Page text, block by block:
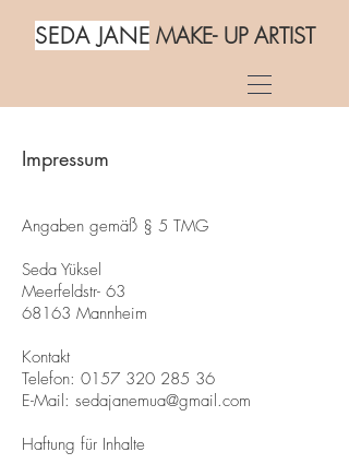
SEDA JANE MAKE- UP ARTIST
Impressum
Angaben gemäß § 5 TMG
Seda Yüksel
Meerfeldstr- 63
68163 Mannheim
Kontakt
Telefon: 0157 320 285 36
E-Mail: sedajanemua@gmail.com
Haftung für Inhalte